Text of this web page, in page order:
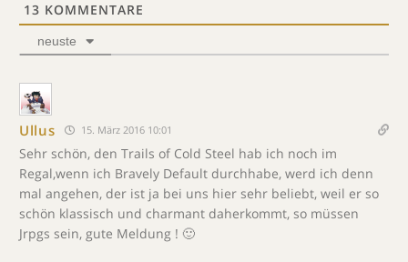
13 KOMMENTARE
neuste
Ullus 15. März 2016 10:01
Sehr schön, den Trails of Cold Steel hab ich noch im
Regal,wenn ich Bravely Default durchhabe, werd ich denn
mal angehen, der ist ja bei uns hier sehr beliebt, weil er so
schön klassisch und charmant daherkommt, so müssen
Jrpgs sein, gute Meldung ! 🙂